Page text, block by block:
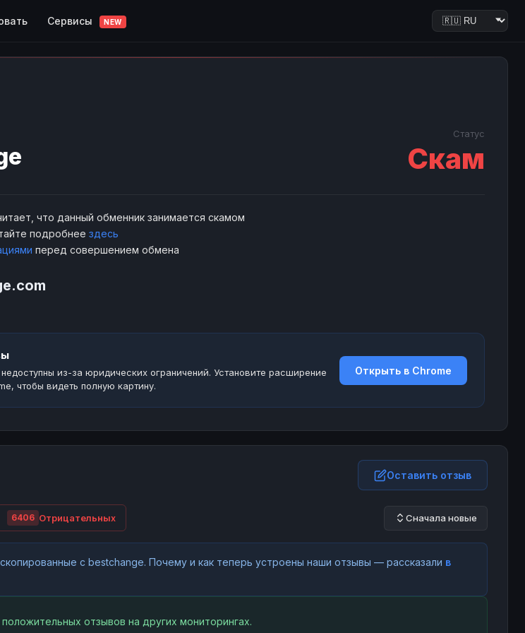
Сервисы NEW
Статус
Скам
что данный обменник занимается скамом
подробнее здесь
перед совершением обмена
из-за юридических ограничений. Установите расширение
чтобы видеть полную картину.
Открыть в Chrome
Оставить отзыв
6406 Отрицательных Сначала новые
с bestchange. Почему и как теперь устроены наши отзывы — рассказали в
отзывов на других мониторингах.